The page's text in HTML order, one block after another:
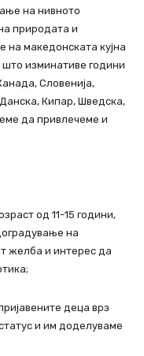
на нивното
природата и
на македонската кујна
што изминативе години
Словенија,
Данска, Кипар, Шведска,
да привлечеме и
од 11-15 години,
на
желба и интерес да
деца врз
и им доделуваме